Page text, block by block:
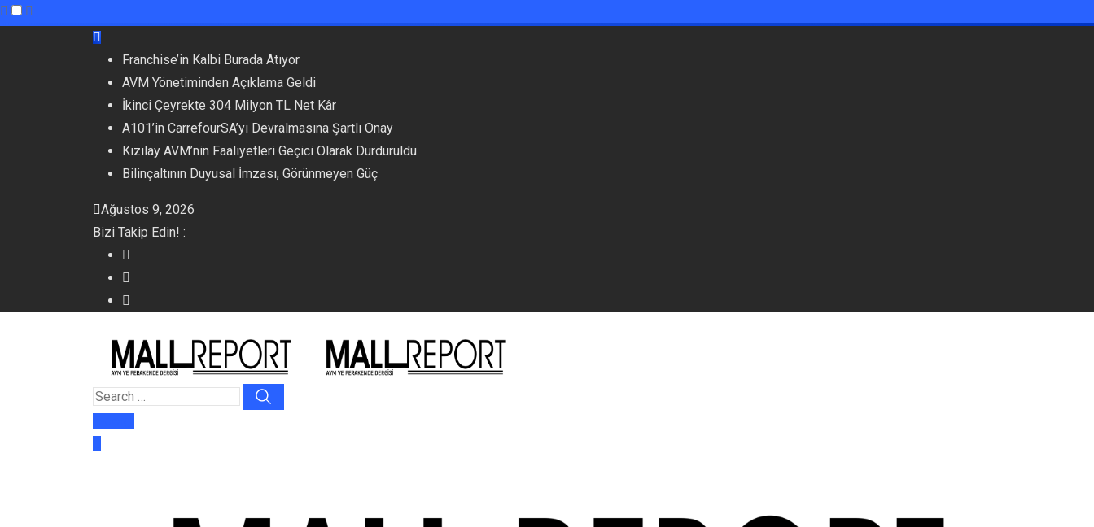
Franchise’in Kalbi Burada Atıyor
AVM Yönetiminden Açıklama Geldi
İkinci Çeyrekte 304 Milyon TL Net Kâr
A101’in CarrefourSA’yı Devralmasına Şartlı Onay
Kızılay AVM’nin Faaliyetleri Geçici Olarak Durduruldu
Bilinçaltının Duyusal İmzası, Görünmeyen Güç
Ağustos 9, 2026
Bizi Takip Edin! :